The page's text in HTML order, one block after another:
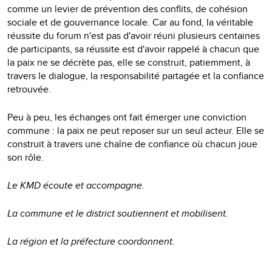
comme un levier de prévention des conflits, de cohésion
sociale et de gouvernance locale. Car au fond, la véritable
réussite du forum n'est pas d'avoir réuni plusieurs centaines
de participants, sa réussite est d'avoir rappelé à chacun que
la paix ne se décrète pas, elle se construit, patiemment, à
travers le dialogue, la responsabilité partagée et la confiance
retrouvée.
Peu à peu, les échanges ont fait émerger une conviction
commune : la paix ne peut reposer sur un seul acteur. Elle se
construit à travers une chaîne de confiance où chacun joue
son rôle.
Le KMD écoute et accompagne.
La commune et le district soutiennent et mobilisent.
La région et la préfecture coordonnent.